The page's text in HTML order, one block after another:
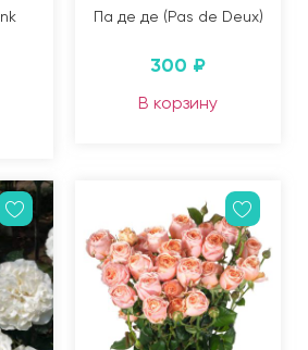
Па де де (Pas de Deux)
300 ₽
В корзину